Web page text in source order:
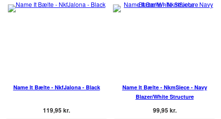
Name It Bælte - NkfJalona - Black
119,95 kr.
Name It Bælte - NkmSiece - Navy
Blazer/White Structure
99,95 kr.